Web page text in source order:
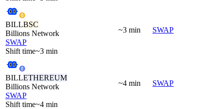
BILLBSC
Billions Network
SWAP
Shift time~3 min
~3 min SWAP
BILLETHEREUM
Billions Network
SWAP
Shift time~4 min
~4 min SWAP